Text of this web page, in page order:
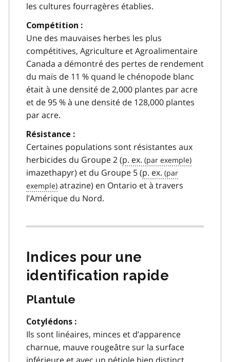
les cultures fourragères établies.
Compétition :
Une des mauvaises herbes les plus
compétitives, Agriculture et Agroalimentaire
Canada a démontré des pertes de rendement
du maïs de 11 % quand le chénopode blanc
était à une densité de 2,000 plantes par acre
et de 95 % à une densité de 128,000 plantes
par acre.
Résistance :
Certaines populations sont résistantes aux
herbicides du Groupe 2 (p. ex.
imazethapyr) et du Groupe 5 (p. ex.
atrazine) en Ontario et à travers
l’Amérique du Nord.
Indices pour une
identification rapide
Plantule
Cotylédons :
Ils sont linéaires, minces et d’apparence
charnue, mauve rougeâtre sur la surface